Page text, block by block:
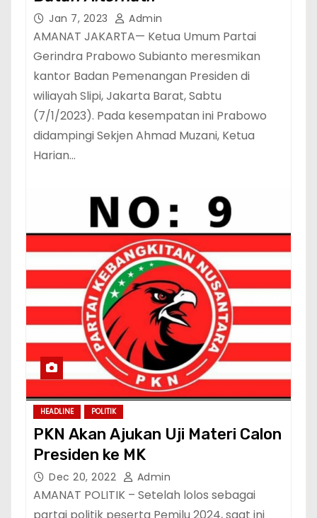
Jan 7, 2023 Admin
AMANAT JAKARTA— Ketua Umum Partai
Gerindra Prabowo Subianto meresmikan
kantor Badan Pemenangan Presiden di
wiliayah Slipi, Jakarta Barat, Sabtu
(7/1/2023). Pada kesempatan ini Prabowo
didampingi Sekjen Ahmad Muzani, Ketua
Harian…
HEADLINE POLITIK
PKN Akan Ajukan Uji Materi Calon
Presiden ke MK
Dec 20, 2022 Admin
AMANAT POLITIK – Setelah lolos sebagai